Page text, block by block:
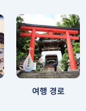
여행 경로